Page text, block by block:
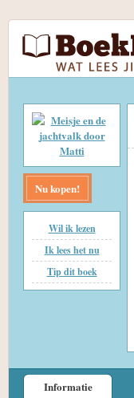
Nu kopen!
Wil ik lezen
Ik lees het nu
Tip dit boek
Informatie